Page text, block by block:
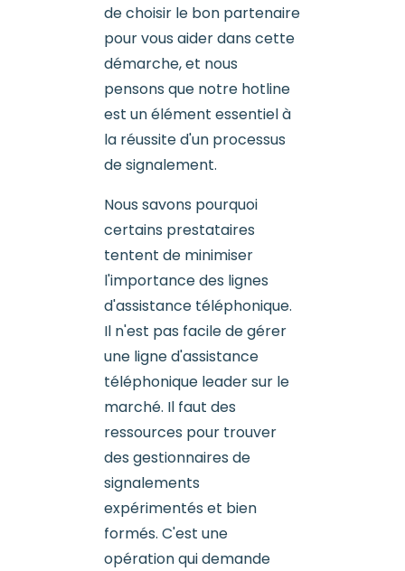
de choisir le bon partenaire
pour vous aider dans cette
démarche, et nous
pensons que notre hotline
est un élément essentiel à
la réussite d'un processus
de signalement.
Nous savons pourquoi
certains prestataires
tentent de minimiser
l'importance des lignes
d'assistance téléphonique.
Il n'est pas facile de gérer
une ligne d'assistance
téléphonique leader sur le
marché. Il faut des
ressources pour trouver
des gestionnaires de
signalements
expérimentés et bien
formés. C'est une
opération qui demande